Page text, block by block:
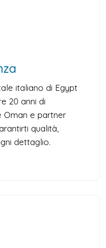
italiano di Egypt
20 anni di
Oman e partner
qualità,
dettaglio.